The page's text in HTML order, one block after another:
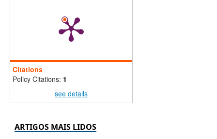
Citations
Policy Citations: 1
see details
ARTIGOS MAIS LIDOS